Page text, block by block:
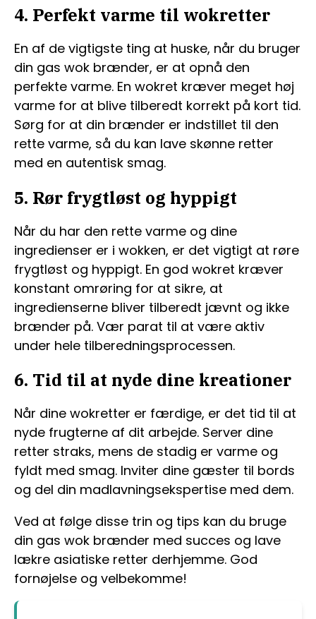
4. Perfekt varme til wokretter
En af de vigtigste ting at huske, når du bruger
din gas wok brænder, er at opnå den
perfekte varme. En wokret kræver meget høj
varme for at blive tilberedt korrekt på kort tid.
Sørg for at din brænder er indstillet til den
rette varme, så du kan lave skønne retter
med en autentisk smag.
5. Rør frygtløst og hyppigt
Når du har den rette varme og dine
ingredienser er i wokken, er det vigtigt at røre
frygtløst og hyppigt. En god wokret kræver
konstant omrøring for at sikre, at
ingredienserne bliver tilberedt jævnt og ikke
brænder på. Vær parat til at være aktiv
under hele tilberedningsprocessen.
6. Tid til at nyde dine kreationer
Når dine wokretter er færdige, er det tid til at
nyde frugterne af dit arbejde. Server dine
retter straks, mens de stadig er varme og
fyldt med smag. Inviter dine gæster til bords
og del din madlavningsekspertise med dem.
Ved at følge disse trin og tips kan du bruge
din gas wok brænder med succes og lave
lækre asiatiske retter derhjemme. God
fornøjelse og velbekomme!